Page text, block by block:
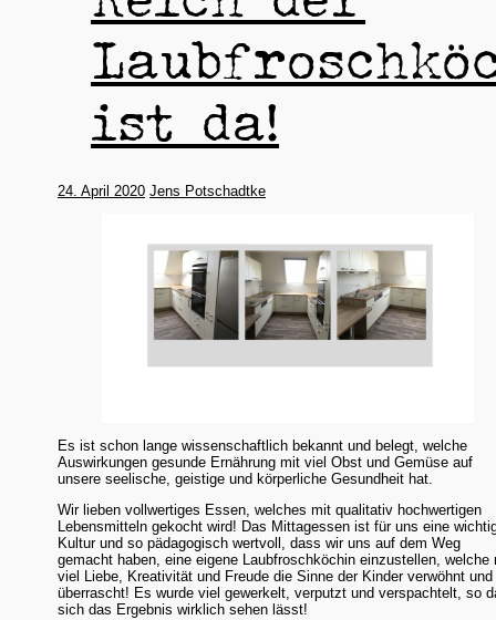
ist da!
24. April 2020 Jens Potschadtke
Es ist schon lange wissenschaftlich bekannt und belegt, welche
Auswirkungen gesunde Ernährung mit viel Obst und Gemüse auf
unsere seelische, geistige und körperliche Gesundheit hat.
Wir lieben vollwertiges Essen, welches mit qualitativ hochwertigen
Lebensmitteln gekocht wird! Das Mittagessen ist für uns eine
Kultur und so pädagogisch wertvoll, dass wir uns auf dem Weg
gemacht haben, eine eigene Laubfroschköchin einzustellen, welche
viel Liebe, Kreativität und Freude die Sinne der Kinder verwöhnt und
überrascht! Es wurde viel gewerkelt, verputzt und verspachtelt, so
sich das Ergebnis wirklich sehen lässt!